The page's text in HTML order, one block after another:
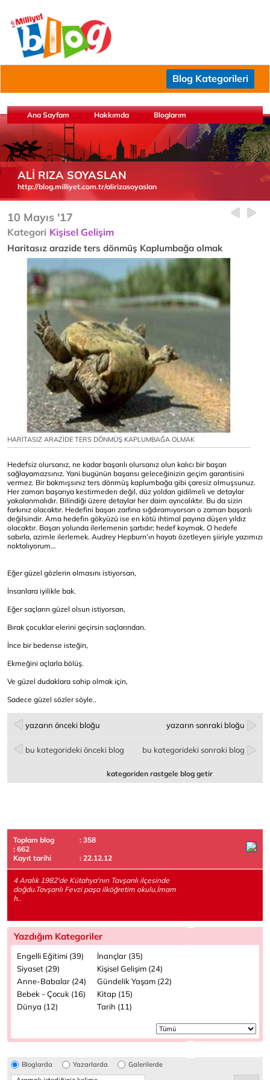
Blog Kategorileri
Ana Sayfam Hakkımda Bloglarım
ALİ RIZA SOYASLAN
http://blog.milliyet.com.tr/alirizasoyaslan
10 Mayıs '17
Kategori Kişisel Gelişim
Haritasız arazide ters dönmüş Kaplumbağa olmak
HARİTASIZ ARAZİDE TERS DÖNMÜŞ KAPLUMBAĞA OLMAK
Hedefsiz olursanız, ne kadar başarılı olursanız olun kalıcı bir başarı
sağlayamazsınız. Yani bugünün başarısı geleceğinizin geçim garantisini
vermez. Bir bakmışsınız ters dönmüş kaplumbağa gibi çaresiz olmuşsunuz.
Her zaman başarıya kestirmeden değil, düz yoldan gidilmeli ve detaylar
yakalanmalıdır. Bilindiği üzere detaylar her daim ayrıcalıktır. Bu da sizin
farkınız olacaktır. Hedefini başarı zarfına sığdıramıyorsan o zaman başarılı
değilsindir. Ama hedefin gökyüzü ise en kötü ihtimal payına düşen yıldız
olacaktır. Başarı yolunda ilerlemenin şartıdır; hedef koymak. O hedefe
sabırla, azimle ilerlemek. Audrey Hepburn’ın hayatı özetleyen şiiriyle yazımızı
noktalıyorum…
Eğer güzel gözlerin olmasını istiyorsan,
İnsanlara iyilikle bak.
Eğer saçların güzel olsun istiyorsan,
Bırak çocuklar elerini geçirsin saçlarından.
İnce bir bedense isteğin,
Ekmeğini açlarla bölüş.
Ve güzel dudaklara sahip olmak için,
Sadece güzel sözler söyle..
yazarın önceki bloğu yazarın sonraki bloğu
bu kategorideki önceki blog bu kategorideki sonraki blog
kategoriden rastgele blog getir
Toplam blog
: 358
: 662
Kayıt tarihi
: 22.12.12
4 Aralık 1982'de Kütahya'nın Tavşanlı ilçesinde
doğdu.Tavşanlı Fevzi paşa ilköğretim okulu,İmam
h..
Yazdığım Kategoriler
Engelli Eğitimi (39)
İnançlar (35)
Siyaset (29)
Kişisel Gelişim (24)
Anne-Babalar (24)
Gündelik Yaşam (22)
Bebek - Çocuk (16)
Kitap (15)
Dünya (12)
Tarih (11)
Bloglarda Yazarlarda Galerilerde